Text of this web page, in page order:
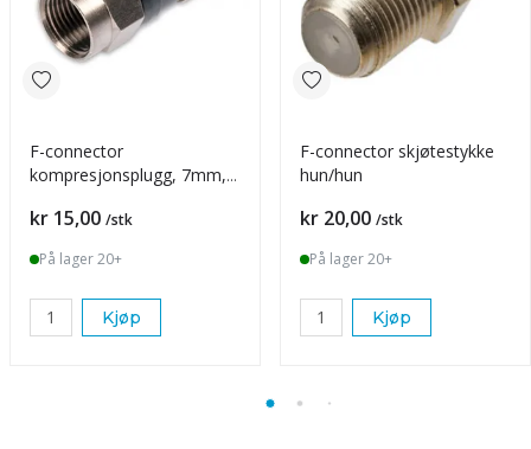
F-connector
kompresjonsplugg, 7mm,
Pris
kr 15,00 /stk
På lager 20+
Kjøp
F-connector skjøtestykke
hun/hun
Pris
kr 20,00 /stk
På lager 20+
Kjøp